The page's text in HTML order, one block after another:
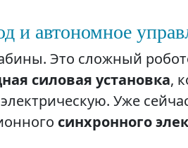
и автономное
Это сложный
силовая установка,
Уже
синхронного